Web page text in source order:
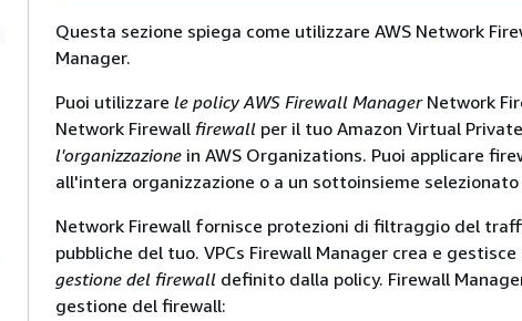
Questa sezione spiega come utilizzare AWS Network
Manager.
Puoi utilizzare le policy AWS Firewall Manager Network
Network Firewall firewall per il tuo Amazon Virtual
l'organizzazione in AWS Organizations. Puoi applicare
all'intera organizzazione o a un sottoinsieme selezionato
Network Firewall fornisce protezioni di filtraggio del
pubbliche del tuo. VPCs Firewall Manager crea e
gestione del firewall definito dalla policy. Firewall
gestione del firewall: